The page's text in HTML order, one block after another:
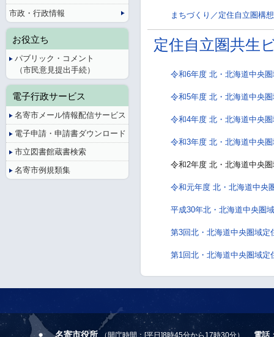
まちづくり／定住自立圏構想
定住自立圏共生
令和6年度 北・北海道中央
令和5年度 北・北海道中央
令和4年度 北・北海道中央
令和3年度 北・北海道中央
令和2年度 北・北海道中央
令和元年度 北・北海道中央
平成30年北・北海道中央圏
第3回北・北海道中央圏域
第1回北・北海道中央圏域
市政・行政情報
お役立ち
パブリック・コメント
（市民意見提出手続）
電子行政サービス
名寄市メール情報配信サービス
電子申請・申請書ダウンロード
市立図書館蔵書検索
名寄市例規類集
名寄市役所 （開庁時間：[平日]8時45分から17時30分） 電話